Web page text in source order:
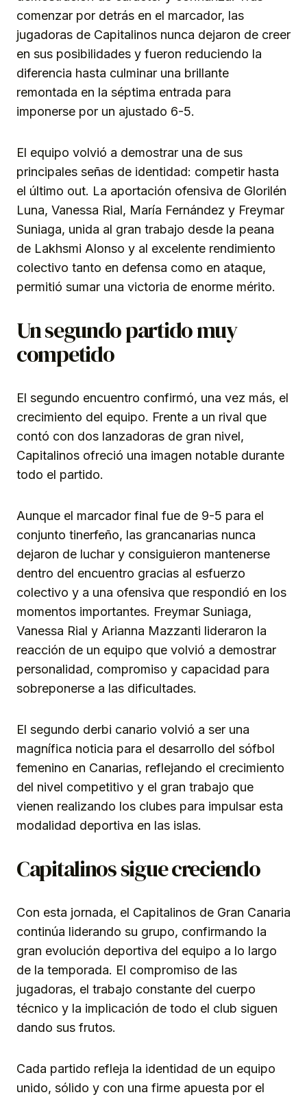
comenzar por detrás en el marcador, las
jugadoras de Capitalinos nunca dejaron de creer
en sus posibilidades y fueron reduciendo la
diferencia hasta culminar una brillante
remontada en la séptima entrada para
imponerse por un ajustado 6-5.
El equipo volvió a demostrar una de sus
principales señas de identidad: competir hasta
el último out. La aportación ofensiva de Glorilén
Luna, Vanessa Rial, María Fernández y Freymar
Suniaga, unida al gran trabajo desde la peana
de Lakhsmi Alonso y al excelente rendimiento
colectivo tanto en defensa como en ataque,
permitió sumar una victoria de enorme mérito.
Un segundo partido muy
competido
El segundo encuentro confirmó, una vez más, el
crecimiento del equipo. Frente a un rival que
contó con dos lanzadoras de gran nivel,
Capitalinos ofreció una imagen notable durante
todo el partido.
Aunque el marcador final fue de 9-5 para el
conjunto tinerfeño, las grancanarias nunca
dejaron de luchar y consiguieron mantenerse
dentro del encuentro gracias al esfuerzo
colectivo y a una ofensiva que respondió en los
momentos importantes. Freymar Suniaga,
Vanessa Rial y Arianna Mazzanti lideraron la
reacción de un equipo que volvió a demostrar
personalidad, compromiso y capacidad para
sobreponerse a las dificultades.
El segundo derbi canario volvió a ser una
magnífica noticia para el desarrollo del sófbol
femenino en Canarias, reflejando el crecimiento
del nivel competitivo y el gran trabajo que
vienen realizando los clubes para impulsar esta
modalidad deportiva en las islas.
Capitalinos sigue creciendo
Con esta jornada, el Capitalinos de Gran Canaria
continúa liderando su grupo, confirmando la
gran evolución deportiva del equipo a lo largo
de la temporada. El compromiso de las
jugadoras, el trabajo constante del cuerpo
técnico y la implicación de todo el club siguen
dando sus frutos.
Cada partido refleja la identidad de un equipo
unido, sólido y con una firme apuesta por el